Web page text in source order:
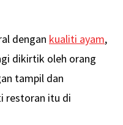
dengan kualiti ayam,
dikirtik oleh orang
tampil dan
restoran itu di